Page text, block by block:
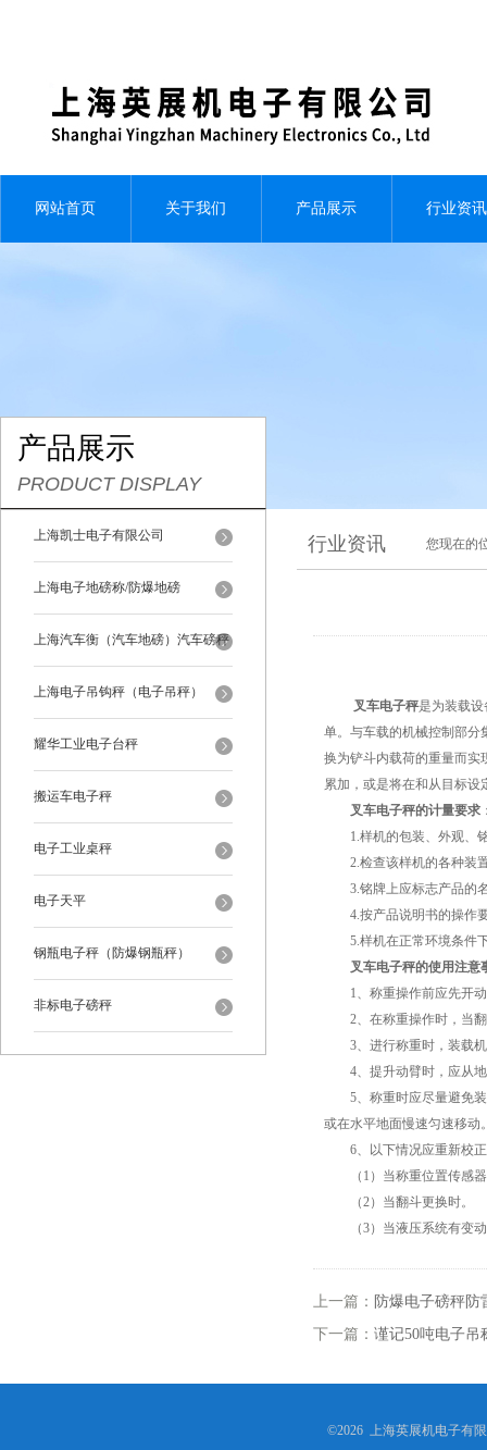
网站首页 关于我们 产品展示 行业资讯
产品展示
PRODUCT DISPLAY
上海凯士电子有限公司
上海电子地磅称/防爆地磅
上海汽车衡（汽车地磅）汽车磅秤
上海电子吊钩秤（电子吊秤）
耀华工业电子台秤
搬运车电子秤
电子工业桌秤
电子天平
钢瓶电子秤（防爆钢瓶秤）
非标电子磅秤
行业资讯 您现在的
叉车电子秤是为装载
单。与车载的机械控制部分
换为铲斗内载荷的重量而实
累加，或是将在和从目标设
叉车电子秤的计量要求
1.样机的包装、外观、
2.检查该样机的各种装置
3.铭牌上应标志产品的名
4.按产品说明书的操作要
5.样机在正常环境条件
叉车电子秤的使用注意
1、称重操作前应先开动
2、在称重操作时，当翻
3、进行称重时，装载机
4、提升动臂时，应从地
5、称重时应尽量避免装
或在水平地面慢速匀速移动
6、以下情况应重新校
（1）当称重位置传感器
（2）当翻斗更换时。
（3）当液压系统有变动
上一篇： 防爆电子磅秤防
下一篇： 谨记50吨电子吊
©2026 上海英展机电子有